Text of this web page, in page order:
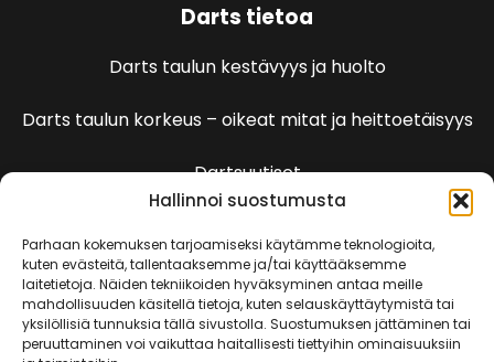
Hallinnoi suostumusta
Parhaan kokemuksen tarjoamiseksi käytämme teknologioita,
kuten evästeitä, tallentaaksemme ja/tai käyttääksemme
laitetietoja. Näiden tekniikoiden hyväksyminen antaa meille
mahdollisuuden käsitellä tietoja, kuten selauskäyttäytymistä tai
yksilöllisiä tunnuksia tällä sivustolla. Suostumuksen jättäminen tai
peruuttaminen voi vaikuttaa haitallisesti tiettyihin ominaisuuksiin
Darts tietoa
Darts taulun kestävyys ja huolto
Darts taulun korkeus – oikeat mitat ja heittoetäisyys
Dartsuutiset
Dartspelien sääntöjä
501 Pelin säännöt
Kenguru